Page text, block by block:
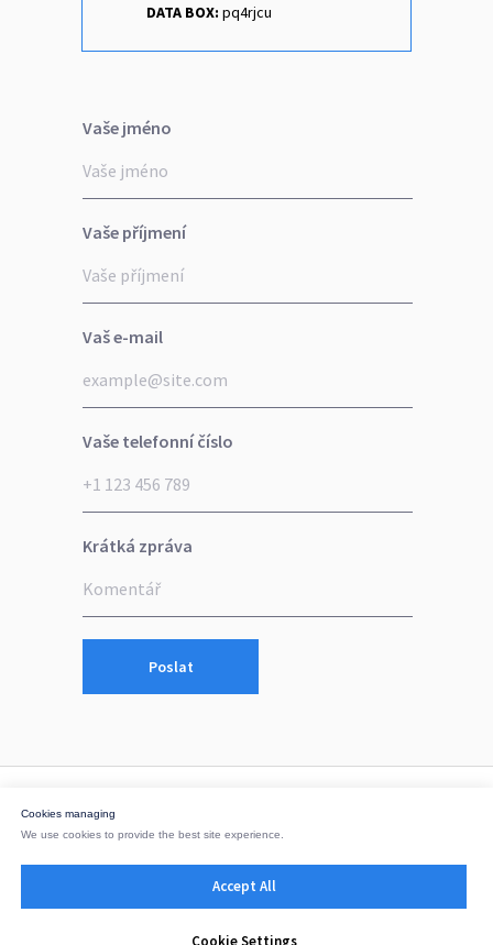
DATA BOX: pq4rjcu
Vaše jméno
Vaše příjmení
Vaš e-mail
Vaše telefonní číslo
Krátká zpráva
Poslat
Cookies managing
We use cookies to provide the best site experience.
Accept All
office@dwiger.com